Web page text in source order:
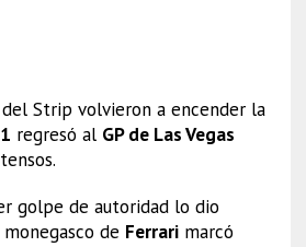
Strip volvieron a encender la
regresó al GP de Las Vegas
golpe de autoridad lo dio
monegasco de Ferrarimarcó